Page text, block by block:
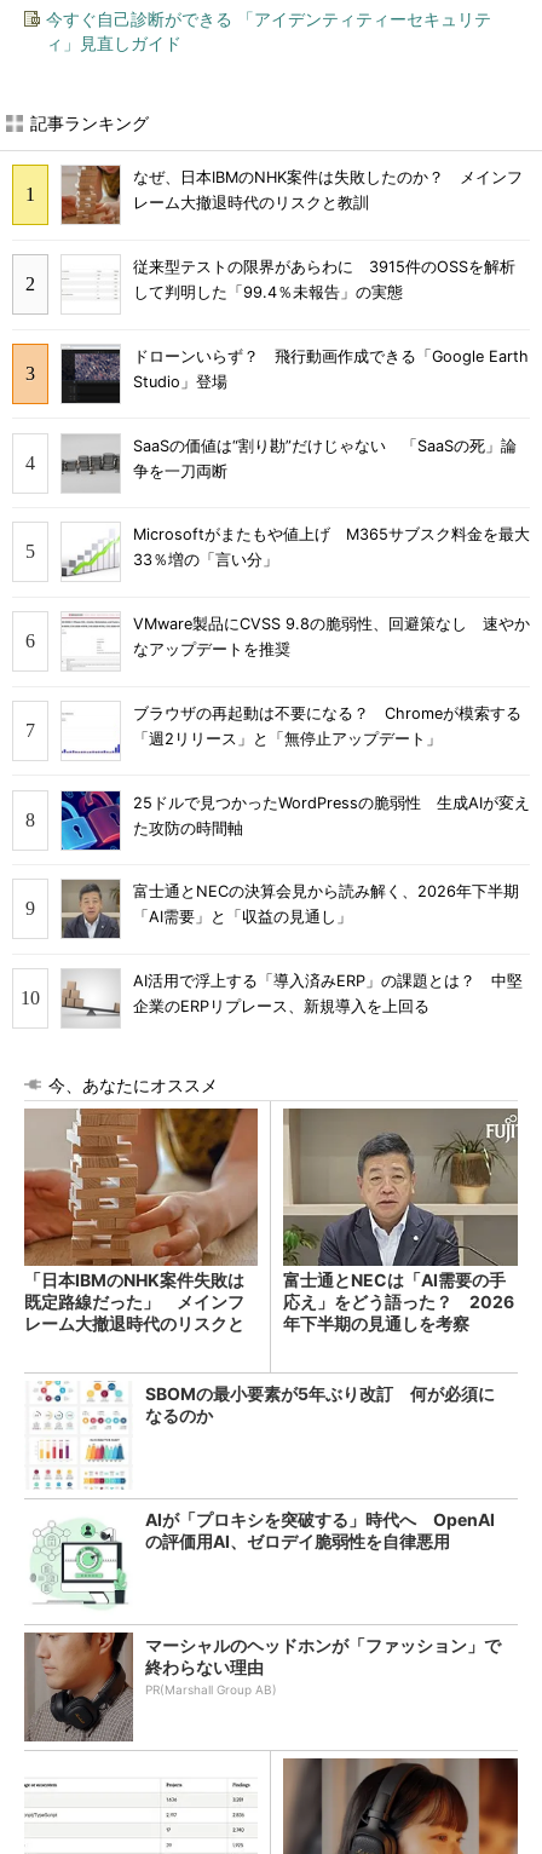
今すぐ自己診断ができる 「アイデンティティーセキュリテ
ィ」見直しガイド
記事ランキング
なぜ、日本IBMのNHK案件は失敗したのか？ メインフ
レーム大撤退時代のリスクと教訓
従来型テストの限界があらわに 3915件のOSSを解析
して判明した「99.4％未報告」の実態
ドローンいらず？ 飛行動画作成できる「Google Earth
Studio」登場
SaaSの価値は“割り勘”だけじゃない 「SaaSの死」論
争を一刀両断
Microsoftがまたもや値上げ M365サブスク料金を最大
33％増の「言い分」
VMware製品にCVSS 9.8の脆弱性、回避策なし 速やか
なアップデートを推奨
ブラウザの再起動は不要になる？ Chromeが模索する
「週2リリース」と「無停止アップデート」
25ドルで見つかったWordPressの脆弱性 生成AIが変え
た攻防の時間軸
富士通とNECの決算会見から読み解く、2026年下半期
「AI需要」と「収益の見通し」
AI活用で浮上する「導入済みERP」の課題とは？ 中堅
企業のERPリプレース、新規導入を上回る
今、あなたにオススメ
「日本IBMのNHK案件失敗は
既定路線だった」 メインフ
レーム大撤退時代のリスクと
富士通とNECは「AI需要の手
応え」をどう語った？ 2026
年下半期の見通しを考察
SBOMの最小要素が5年ぶり改訂 何が必須に
なるのか
AIが「プロキシを突破する」時代へ OpenAI
の評価用AI、ゼロデイ脆弱性を自律悪用
マーシャルのヘッドホンが「ファッション」で
終わらない理由
PR(Marshall Group AB)